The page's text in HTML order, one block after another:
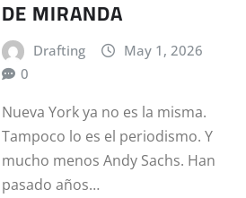
DE MIRANDA
Drafting
May 1, 2026
0
Nueva York ya no es la misma.
Tampoco lo es el periodismo. Y
mucho menos Andy Sachs. Han
pasado años…